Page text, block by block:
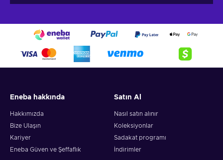
Eneba hakkında
Hakkımızda
Bize Ulaşın
Kariyer
Eneba Güven ve Şeffaflık
Satın Al
Nasıl satın alınır
Koleksiyonlar
Sadakat programı
İndirimler